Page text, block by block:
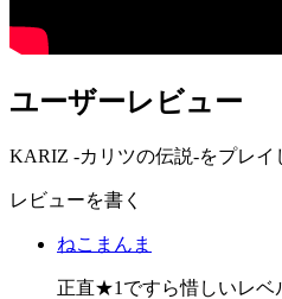
ユーザーレビュー
KARIZ -カリツの伝説-をプレイ
レビューを書く
ねこまんま
正直★1ですら惜しいレベ